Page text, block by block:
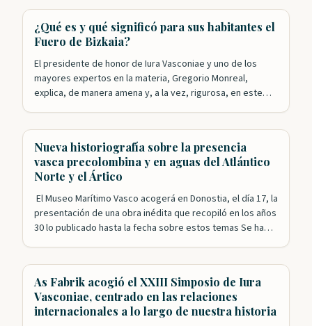
presidido por José Antonio Agirre en la…
¿Qué es y qué significó para sus habitantes el
Fuero de Bizkaia?
El presidente de honor de Iura Vasconiae y uno de los
mayores expertos en la materia, Gregorio Monreal,
explica, de manera amena y, a la vez, rigurosa, en este
Nueva historiografía sobre la presencia
vasca precolombina y en aguas del Atlántico
Norte y el Ártico
El Museo Marítimo Vasco acogerá en Donostia, el día 17, la
presentación de una obra inédita que recopiló en los años
30 lo publicado hasta la fecha sobre estos temas Se ha
As Fabrik acogió el XXIII Simposio de Iura
Vasconiae, centrado en las relaciones
internacionales a lo largo de nuestra historia